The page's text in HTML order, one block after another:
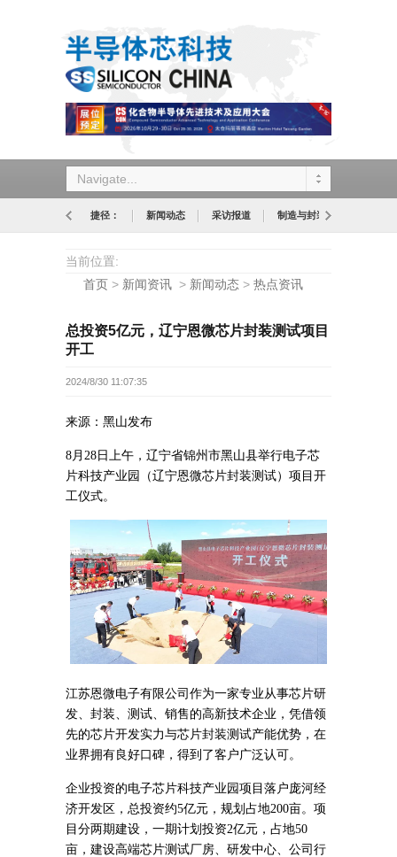
Navigate...
捷径： 新闻动态 采访报道 制造与封装
当前位置:
首页 > 新闻资讯 > 新闻动态 > 热点资讯
总投资5亿元，辽宁恩微芯片封装测试项目
开工
2024/8/30 11:07:35
来源：黑山发布
8月28日上午，辽宁省锦州市黑山县举行电子芯
片科技产业园（辽宁恩微芯片封装测试）项目开
工仪式。
江苏恩微电子有限公司作为一家专业从事芯片研
发、封装、测试、销售的高新技术企业，凭借领
先的芯片开发实力与芯片封装测试产能优势，在
业界拥有良好口碑，得到了客户广泛认可。
企业投资的电子芯片科技产业园项目落户庞河经
济开发区，总投资约5亿元，规划占地200亩。项
目分两期建设，一期计划投资2亿元，占地50
亩，建设高端芯片测试厂房、研发中心、公司行